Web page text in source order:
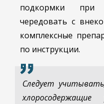
подкормки при
чередовать с
комплексные
по инструкции.
Следует